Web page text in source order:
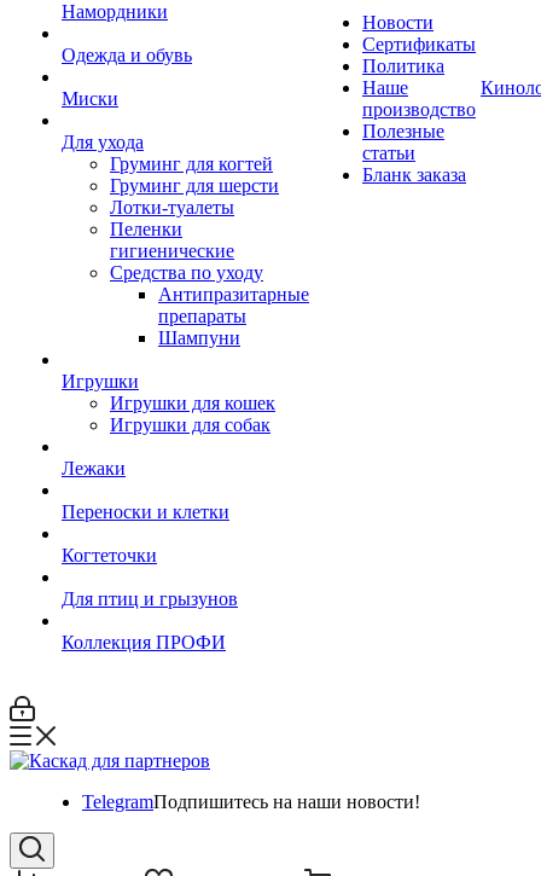
Намордники
Одежда и обувь
Миски
Для ухода
Груминг для когтей
Груминг для шерсти
Лотки-туалеты
Пеленки
гигиенические
Средства по уходу
Антипразитарные
препараты
Шампуни
Игрушки
Игрушки для кошек
Игрушки для собак
Лежаки
Переноски и клетки
Когтеточки
Для птиц и грызунов
Коллекция ПРОФИ
Новости
Сертификаты
Политика
Наше
производство
Полезные
статьи
Бланк заказа
TelegramПодпишитесь на наши новости!